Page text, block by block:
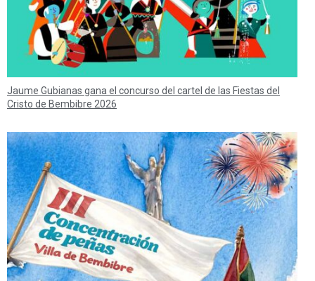
Jaume Gubianas gana el concurso del cartel de las Fiestas del
Cristo de Bembibre 2026